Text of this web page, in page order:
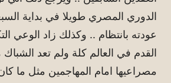
الدوري المصري طويلا في بداية
عودته بانتظام .. وكذلك زاد الوعي
القدم في العالم كلة ولم تعد
مصراعيها امام المهاجمين مثل ما